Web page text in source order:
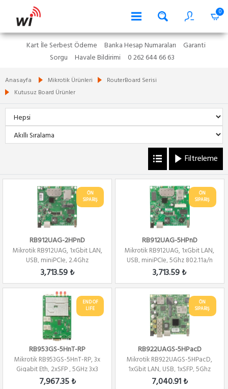
0
Kart İle Serbest Ödeme Banka Hesap Numaraları
Garanti
Sorgu
Havale Bildirimi 0 262 644 66 63
Anasayfa Mikrotik Ürünleri
RouterBoard Serisi
Kutusuz Board Ürünler
Filtreleme
ÖN
SİPARİŞ
RB912UAG-2HPnD
Mikrotik RB912UAG, 1xGbit LAN,
USB, miniPCIe, 2.4Ghz
802.11b/g/n 2...
3,713.59 ₺
ÖN
SİPARİŞ
RB912UAG-5HPnD
Mikrotik RB912UAG, 1xGbit LAN,
USB, miniPCIe, 5Ghz 802.11a/n
2x2 W...
3,713.59 ₺
END OF
LIFE
RB953GS-5HnT-RP
Mikrotik RB953GS-5HnT-RP, 3x
Gigabit Eth, 2xSFP , 5GHz 3x3
MIMO,3x...
7,967.35 ₺
ÖN
SİPARİŞ
RB922UAGS-5HPacD
Mikrotik RB922UAGS-5HPacD,
1xGbit LAN, USB, 1xSFP, 5Ghz
802.11a/c ...
7,040.91 ₺